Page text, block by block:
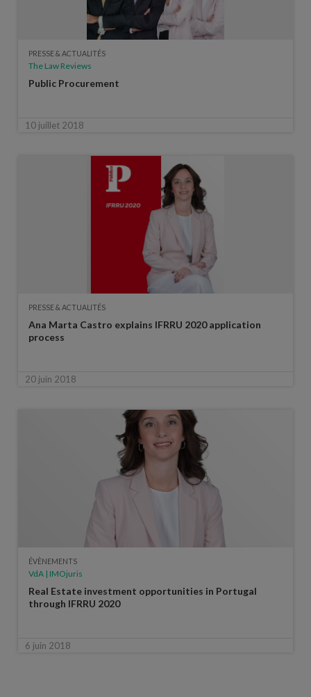
PRESSE & ACTUALITÉS
The Law Reviews
Public Procurement
10 juillet 2018
PRESSE & ACTUALITÉS
Ana Marta Castro explains IFRRU 2020 application
process
20 juin 2018
ÉVÈNEMENTS
VdA | IMOjuris
Real Estate investment opportunities in Portugal
through IFRRU 2020
6 juin 2018